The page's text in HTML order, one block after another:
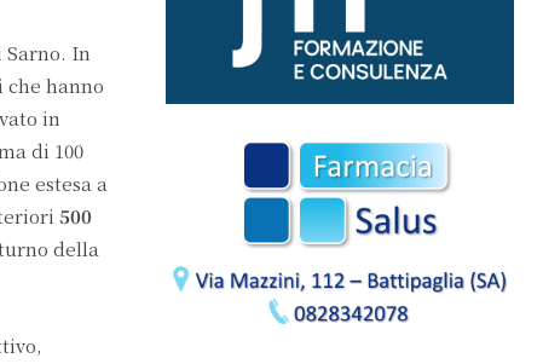
In
hanno
in
di 100
estesa a
500
della